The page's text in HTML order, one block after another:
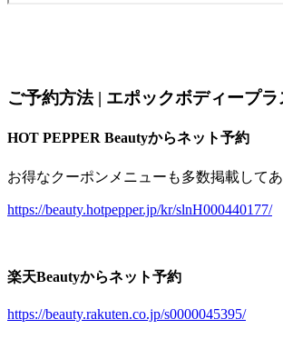
ご予約方法 | エポックボディープラ
HOT PEPPER Beautyからネット予約
お得なクーポンメニューも多数掲載してあ
https://beauty.hotpepper.jp/kr/slnH000440177/
楽天Beautyからネット予約
https://beauty.rakuten.co.jp/s0000045395/